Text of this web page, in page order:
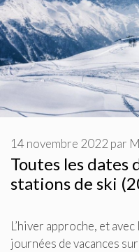
Toutes les dates
stations de ski
14 novembre 2022 par
L’hiver approche, et
journées de vacances